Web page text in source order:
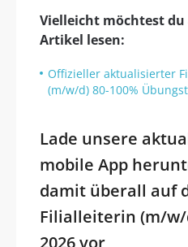
Vielleicht möchtest du
Artikel lesen:
Offizieller aktualisierter
(m/w/d) 80-100%
Lade unsere
mobile App
damit überall auf
Filialleiterin (m/w/
2026 vor